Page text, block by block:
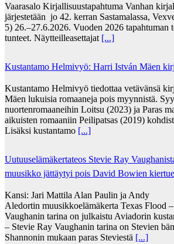
Vaarasalo Kirjallisuustapahtuma Vanhan
järjestetään jo 42. kerran Sastamalassa,
5) 26.–27.6.2026. Vuoden 2026 tapahtuman
tunteet. Näytteilleasettajat [...]
Kustantamo Helmivyö: Harri István Mäen
Kustantamo Helmivyö tiedottaa vetävänsä
Mäen lukuisia romaaneja pois myynnistä.
nuortenromaaneihin Loitsu (2023) ja Paras
aikuisten romaaniin Peilipatsas (2019)
Lisäksi kustantamo [...]
Uutuuselämäkertateos Stevie Ray
muusikko jättäytyi pois David Bowien
Kansi: Jari Mattila Alan Paulin ja Andy
Aledortin muusikkoelämäkerta Texas Flood
Vaughanin tarina on julkaistu Aviadorin
– Stevie Ray Vaughanin tarina on Stevien
Shannonin mukaan paras Steviestä [...]